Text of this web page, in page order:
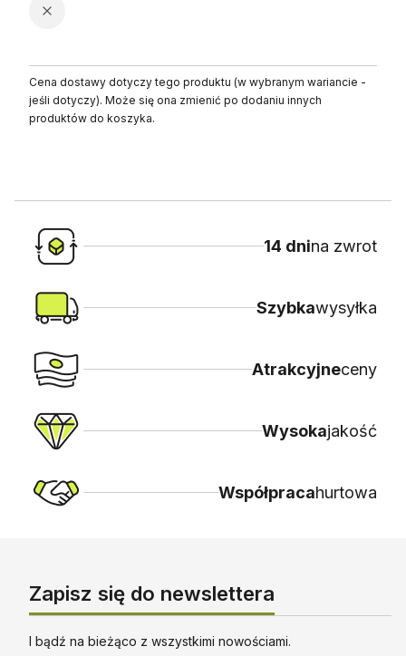
Cena dostawy dotyczy tego produktu (w wybranym wariancie -
jeśli dotyczy). Może się ona zmienić po dodaniu innych
produktów do koszyka.
14 dnina zwrot
Szybkawysyłka
Atrakcyjneceny
Wysokajakość
Współpracahurtowa
Zapisz się do newslettera
I bądź na bieżąco z wszystkimi nowościami.